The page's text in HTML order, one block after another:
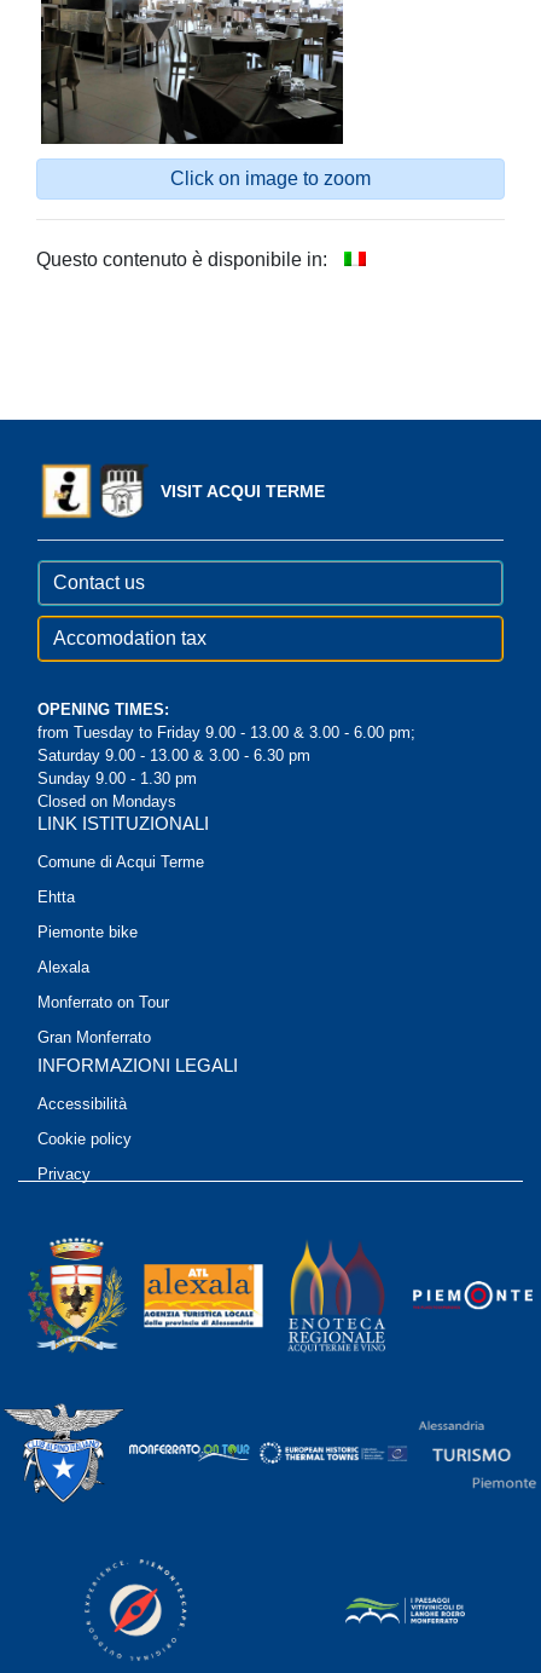
Click on image to zoom
Questo contenuto è disponibile in:
VISIT ACQUI TERME
Contact us
Accomodation tax
OPENING TIMES:
from Tuesday to Friday 9.00 - 13.00 & 3.00 - 6.00 pm;
Saturday 9.00 - 13.00 & 3.00 - 6.30 pm
Sunday 9.00 - 1.30 pm
Closed on Mondays
LINK ISTITUZIONALI
Comune di Acqui Terme
Ehtta
Piemonte bike
Alexala
Monferrato on Tour
Gran Monferrato
INFORMAZIONI LEGALI
Accessibilità
Cookie policy
Privacy